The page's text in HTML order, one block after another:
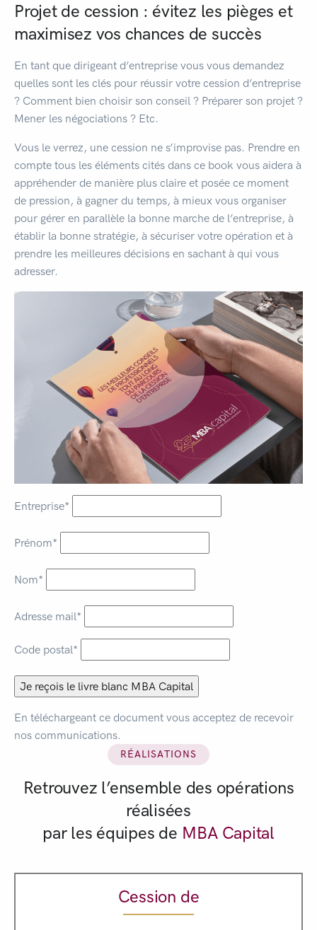
Projet de cession : évitez les pièges et
maximisez vos chances de succès
En tant que dirigeant d’entreprise vous vous demandez
quelles sont les clés pour réussir votre cession d’entreprise
? Comment bien choisir son conseil ? Préparer son projet ?
Mener les négociations ? Etc.
Vous le verrez, une cession ne s’improvise pas. Prendre en
compte tous les éléments cités dans ce book vous aidera à
appréhender de manière plus claire et posée ce moment
de pression, à gagner du temps, à mieux vous organiser
pour gérer en parallèle la bonne marche de l’entreprise, à
établir la bonne stratégie, à sécuriser votre opération et à
prendre les meilleures décisions en sachant à qui vous
adresser.
Entreprise*
Prénom*
Nom*
Adresse mail*
Code postal*
En téléchargeant ce document vous acceptez de recevoir
nos communications.
RÉALISATIONS
Retrouvez l’ensemble des opérations
réalisées
par les équipes de MBA Capital
Cession de